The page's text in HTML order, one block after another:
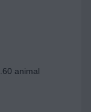
animal